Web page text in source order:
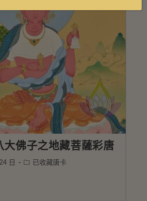
大佛子之地藏菩薩彩唐
日 已收藏唐卡